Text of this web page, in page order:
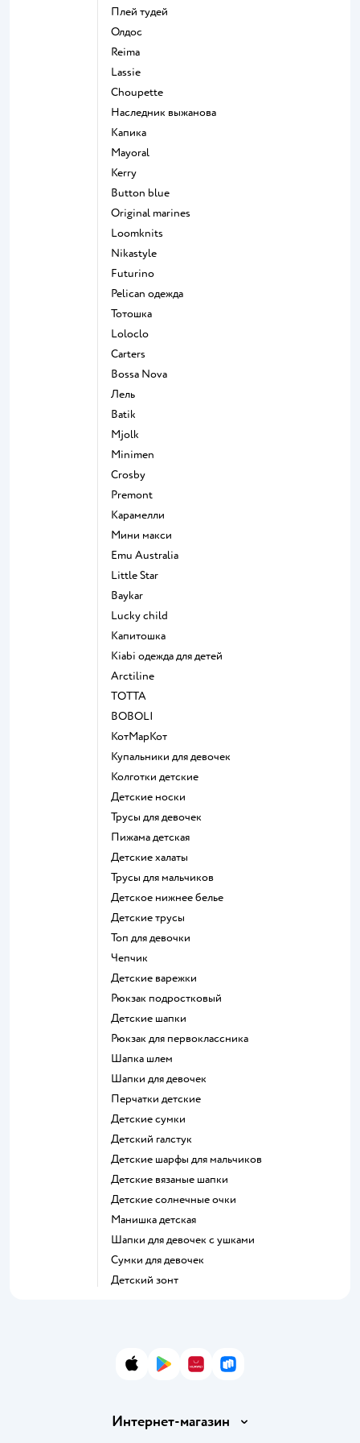
Плей тудей
Олдос
Reima
Lassie
Choupette
Наследник выжанова
Капика
Mayoral
Kerry
Button blue
Original marines
Loomknits
Nikastyle
Futurino
Pelican одежда
Тотошка
Loloclo
Сarters
Bossa Nova
Лель
Batik
Mjolk
Minimen
Crosby
Premont
Карамелли
Мини макси
Emu Australia
Little Star
Baykar
Lucky child
Капитошка
Kiabi одежда для детей
Arctiline
ТОТТА
BOBOLI
КотМарКот
Купальники для девочек
Колготки детские
Детские носки
Трусы для девочек
Пижама детская
Детские халаты
Трусы для мальчиков
Детское нижнее белье
Детские трусы
Топ для девочки
Чепчик
Детские варежки
Рюкзак подростковый
Детские шапки
Рюкзак для первоклассника
Шапка шлем
Шапки для девочек
Перчатки детские
Детские сумки
Детский галстук
Детские шарфы для мальчиков
Детские вязаные шапки
Детские солнечные очки
Манишка детская
Шапки для девочек с ушками
Сумки для девочек
Детский зонт
App StoreGoogle Play
AppGallery
RuStore
Интернет-магазин